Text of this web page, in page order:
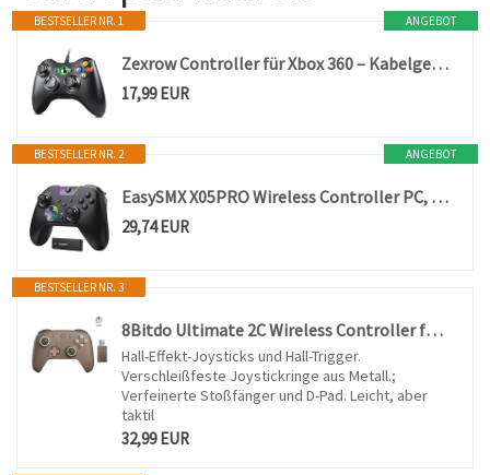
ANGEBOT
BESTSELLER NR. 1
Zexrow Controller für Xbox 360 – Kabelgebundener Gamepad mit USB-Kabel, Vibrationsfeedback & Präzisen Analogsticks – Kompatibel mit PC/Windows 11/10/8/7/XP, Sofortige Plug-and-Play-Funktion
17,99 EUR
ANGEBOT
BESTSELLER NR. 2
EasySMX X05PRO Wireless Controller PC, Gaming Controller mit leise Tasten, 2-stufige Tigger, Hall Joysticks, 2 programmierbare Tasten, 1000mAh Akku, Kompatibel mit PC/Switch/Android/iOS-Schwarz
29,74 EUR
BESTSELLER NR. 3
8Bitdo Ultimate 2C Wireless Controller für Windows-PC und Android, mit 1000 Hz Abfragerate, Hall-Effekt-Joysticks und Hall-Triggern und Neu Belegbaren L4/R4-Stoßfängern, Turbofunktion (Brownie)
Hall-Effekt-Joysticks und Hall-Trigger.
Verschleißfeste Joystickringe aus Metall.;
Verfeinerte Stoßfänger und D-Pad. Leicht, aber
taktil
32,99 EUR